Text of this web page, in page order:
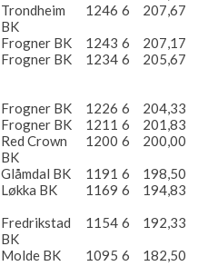
Trondheim
BK
1246 6
207,67
Frogner BK 1243 6
207,17
Frogner BK 1234 6 205,67
Frogner BK 1226 6
204,33
Frogner BK 1211 6
201,83
Red Crown
BK
1200 6
200,00
Glåmdal BK 1191 6
198,50
Løkka BK 1169 6
194,83
Fredrikstad
BK
1154 6
192,33
Molde BK 1095 6
182,50